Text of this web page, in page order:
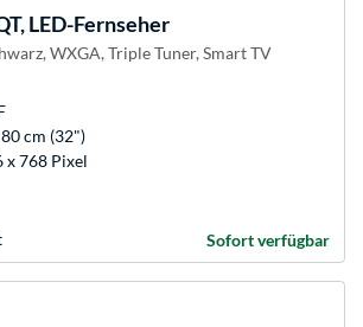
LED-Fernseher
WXGA, Triple Tuner, Smart TV
cm (32")
x 768 Pixel
Sofort verfügbar